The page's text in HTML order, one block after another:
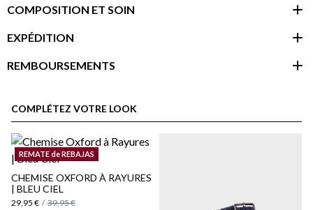
COMPOSITION ET SOIN
EXPÉDITION
REMBOURSEMENTS
COMPLÉTEZ VOTRE LOOK
REMATE de REBAJAS
CHEMISE OXFORD À RAYURES
| BLEU CIEL
29,95 € / 39,95 €